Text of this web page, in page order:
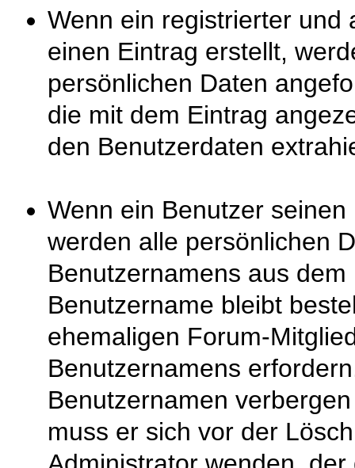
Wenn ein registrierter und
einen Eintrag erstellt,
persönlichen Daten
die mit dem Eintrag
den Benutzerdaten
Wenn ein Benutzer
werden alle persönlichen
Benutzernamens aus
Benutzername bleibt
ehemaligen Forum-
Benutzernamens
Benutzernamen
muss er sich vor der